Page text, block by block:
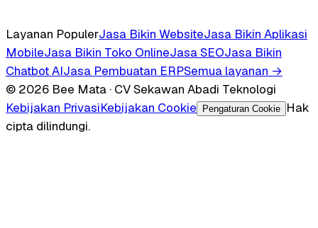
Layanan PopulerJasa Bikin WebsiteJasa Bikin Aplikasi
MobileJasa Bikin Toko OnlineJasa SEOJasa Bikin
Chatbot AIJasa Pembuatan ERPSemua layanan →
© 2026 Bee Mata · CV Sekawan Abadi Teknologi
Kebijakan PrivasiKebijakan Cookie Pengaturan Cookie
Hak
cipta dilindungi.